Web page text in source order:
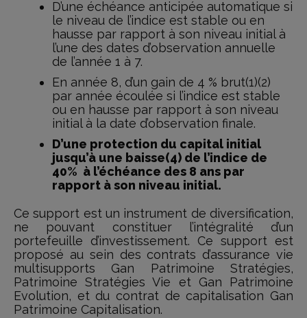
D’une échéance anticipée automatique si
le niveau de l’indice est stable ou en
hausse par rapport à son niveau initial à
l’une des dates d’observation annuelle
de l’année 1 à 7.
En année 8, d’un gain de 4 % brut(1)(2)
par année écoulée si l’indice est stable
ou en hausse par rapport à son niveau
initial à la date d’observation finale.
D’une protection du capital initial
jusqu’à une baisse(4) de l’indice de
40% à l’échéance des 8 ans par
rapport à son niveau initial.
Ce support est un instrument de diversification,
ne pouvant constituer l’intégralité d’un
portefeuille d’investissement. Ce support est
proposé au sein des contrats d’assurance vie
multisupports Gan Patrimoine Stratégies,
Patrimoine Stratégies Vie et Gan Patrimoine
Evolution, et du contrat de capitalisation Gan
Patrimoine Capitalisation.